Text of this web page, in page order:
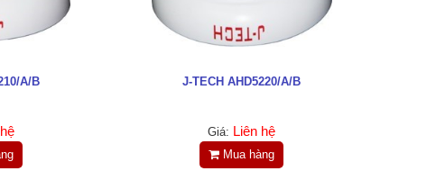
A/B J-TECH AHD5220/A/B
Giá: Liên hệ
Mua hàng